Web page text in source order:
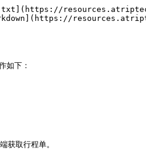
如下：
取行程单。